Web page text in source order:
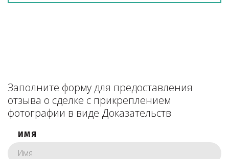
Заполните форму для предоставления
отзыва о сделке с прикреплением
фотографии в виде Доказательств
ИМЯ